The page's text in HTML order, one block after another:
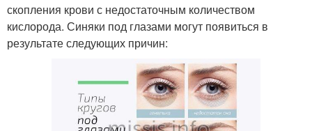
скопления крови с недостаточным количеством
кислорода. Синяки под глазами могут появиться в
результате следующих причин: